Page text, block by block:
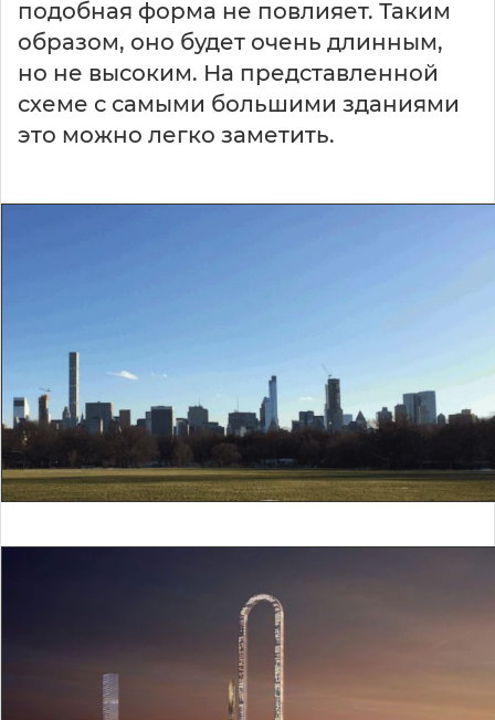
подобная форма не повлияет. Таким
образом, оно будет очень длинным,
но не высоким. На представленной
схеме с самыми большими зданиями
это можно легко заметить.